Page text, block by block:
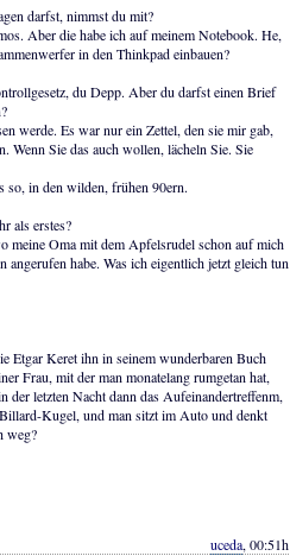
darfst, nimmst du mit?
Aber die habe ich auf meinem Notebook. He,
in den Thinkpad einbauen?
du Depp. Aber du darfst einen Brief
werde. Es war nur ein Zettel, den sie mir gab,
Wenn Sie das auch wollen, lächeln Sie. Sie
so, in den wilden, frühen 90ern.
als erstes?
meine Oma mit dem Apfelsrudel schon auf mich
habe. Was ich eigentlich jetzt gleich tun
Etgar Keret ihn in seinem wunderbaren Buch
Frau, mit der man monatelang rumgetan hat,
letzten Nacht dann das Aufeinandertreffenm,
Kugel, und man sitzt im Auto und denkt
weg?
uceda, 00:51h